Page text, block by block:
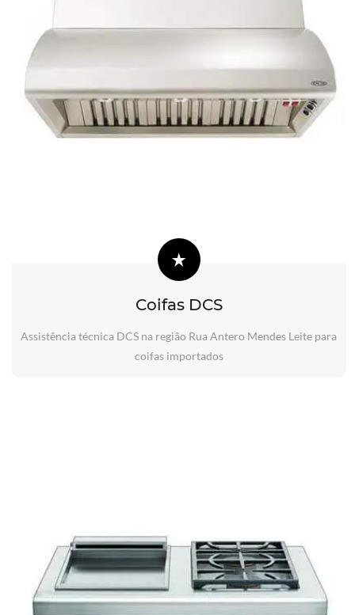
Coifas DCS
Assistência técnica DCS na região Rua Antero Mendes Leite para
coifas importados